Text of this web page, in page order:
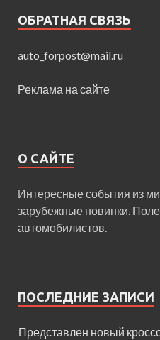
ОБРАТНАЯ СВЯЗЬ
auto_forpost@mail.ru
Реклама на сайте
О САЙТЕ
Интересные события из
зарубежные новинки.
автомобилистов.
ПОСЛЕДНИЕ ЗАПИСИ
Представлен новый